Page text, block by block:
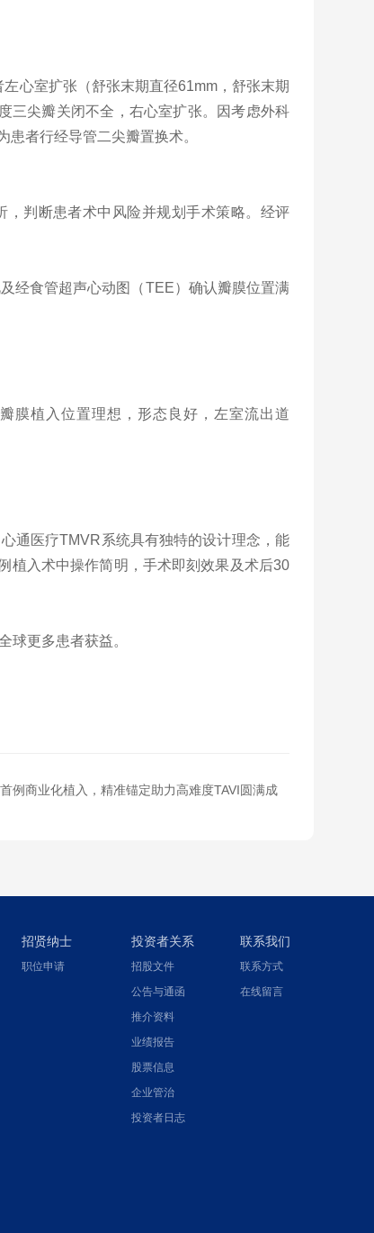
心室扩张（舒张末期直径61mm，舒张末期
度三尖瓣关闭不全，右心室扩张。因考虑外科
患者行经导管二尖瓣置换术。
，判断患者术中风险并规划手术策略。经评
经食管超声心动图（TEE）确认瓣膜位置满
膜植入位置理想，形态良好，左室流出道
通医疗TMVR系统具有独特的设计理念，能
植入术中操作简明，手术即刻效果及术后30
球更多患者获益。
例商业化植入，精准锚定助力高难度TAVI圆满成
招贤纳士
职位申请
投资者关系
招股文件
公告与通函
推介资料
业绩报告
股票信息
企业管治
投资者日志
联系我们
联系方式
在线留言